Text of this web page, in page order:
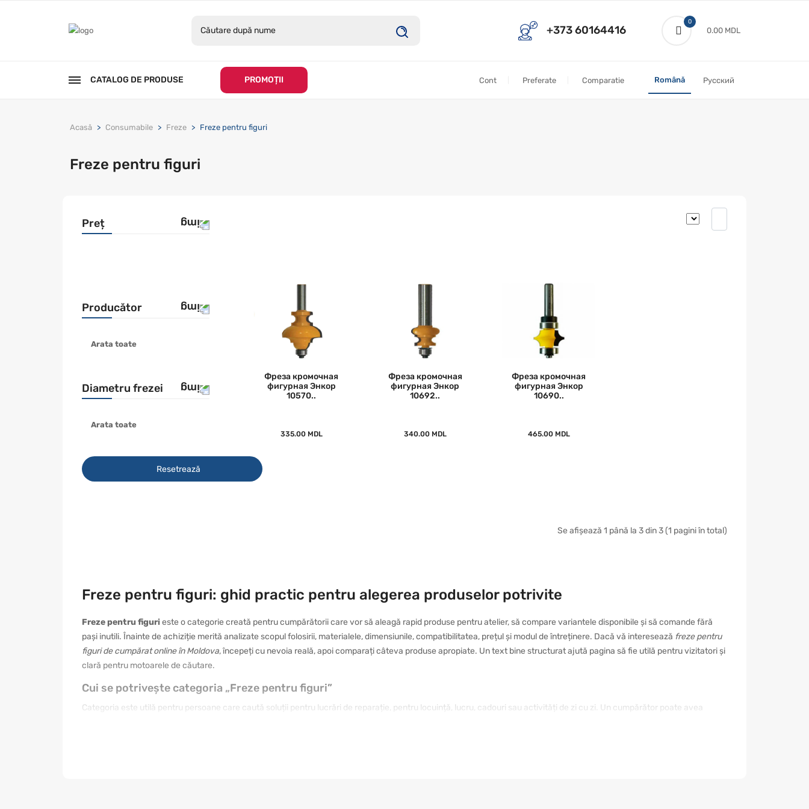
+373 60164416
0
0.00 MDL
CATALOG DE PRODUSE PROMOȚII Cont Preferate Comparatie Română Русский
Acasă Consumabile Freze Freze pentru figuri
Freze pentru figuri
Preț
Producător
ЭНКОР
Arata toate
Diametru frezei
25.4 mm
Arata toate
Resetrează
Фреза кромочная
фигурная Энкор
10570..
335.00 MDL
Фреза кромочная
фигурная Энкор
10692..
340.00 MDL
Фреза кромочная
фигурная Энкор
10690..
465.00 MDL
Se afișează 1 până la 3 din 3 (1 pagini în total)
Freze pentru figuri: ghid practic pentru alegerea produselor potrivite
Freze pentru figurieste o categorie creată pentru cumpărătorii care vor să aleagă rapid produse pentru atelier, să compare variantele disponibile și să comande fără
pași inutili. Înainte de achiziție merită analizate scopul folosirii, materialele, dimensiunile, compatibilitatea, prețul și modul de întreținere. Dacă vă interesează freze pentru
figuri de cumpărat online în Moldova, începeți cu nevoia reală, apoi comparați câteva produse apropiate. Un text bine structurat ajută pagina să fie utilă pentru vizitatori și
clară pentru motoarele de căutare.
Cui se potrivește categoria „Freze pentru figuri”
Categoria este utilă pentru persoane care caută soluții pentru lucrări de reparație, pentru locuință, lucru, cadouri sau activități de zi cu zi. Un cumpărător poate avea